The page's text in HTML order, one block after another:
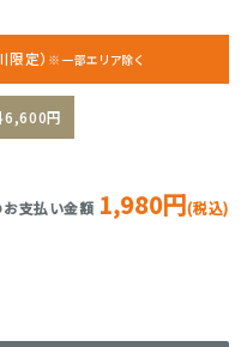
定） ※一部エリア除く
6,600円
支払い金額 1,980円(税込)